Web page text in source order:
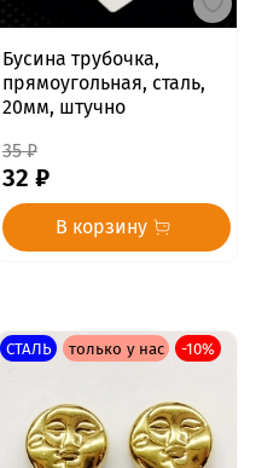
Бусина трубочка,
прямоугольная, сталь,
20мм, штучно
35 ₽
32 ₽
В корзину
СТАЛЬ только у нас -10%